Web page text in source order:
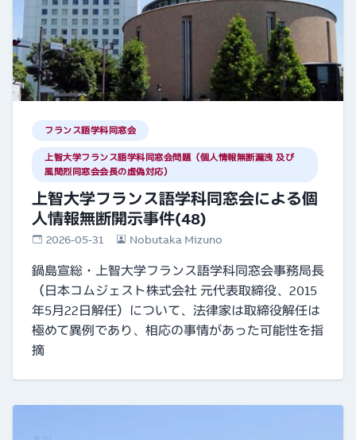
フランス語学科同窓会
上智大学フランス語学科同窓会問題（個人情報無断漏洩 及び
風間烈同窓会会長の虚偽対応）
上智大学フランス語学科同窓会による個
人情報無断開示事件(48)
2026-05-31 Nobutaka Mizuno
鍋島宣総・上智大学フランス語学科同窓会事務局長
（日本コムジェスト株式会社 元代表取締役、2015
年5月22日解任）について、法律家は取締役解任は
極めて異例であり、相応の事情があった可能性を指
摘